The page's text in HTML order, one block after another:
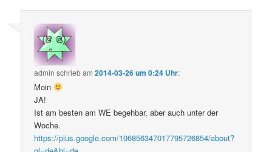
admin schriebam2014-03-26 um 0:24 Uhr:
Moin
JA!
Ist am besten am WE begehbar, aber auch unter der
Woche.
https://plus.google.com/106856347017795726854/about?